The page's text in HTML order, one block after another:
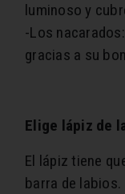
luminoso y
-Los
gracias a su
Elige lápiz de
El lápiz tiene
barra de labios.